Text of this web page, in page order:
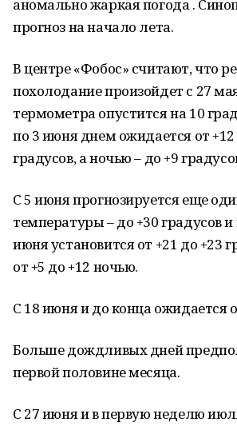
аномально жаркая погода .
прогноз на начало лета.
В центре «Фобос» считают, что
похолодание произойдет с 27
термометра опустится на 10
по 3 июня днем ожидается от +12
градусов, а ночью – до +9
С 5 июня прогнозируется еще
температуры – до +30 градусов
июня установится от +21 до +23
от +5 до +12 ночью.
С 18 июня и до конца ожидается
Больше дождливых дней
первой половине месяца.
С 27 июня и в первую неделю